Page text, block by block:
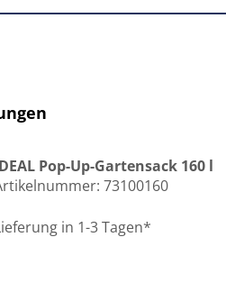
Pop-Up-Gartensack 160 l
73100160
in 1-3 Tagen*